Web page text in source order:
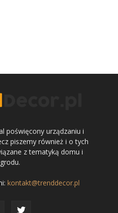
poświęcony urządzaniu i
piszemy również i o tych
z tematyką domu i
kontakt@trenddecor.pl